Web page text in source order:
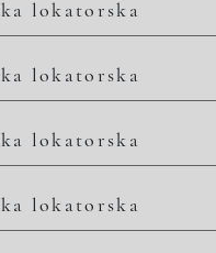
lokatorska
lokatorska
lokatorska
lokatorska